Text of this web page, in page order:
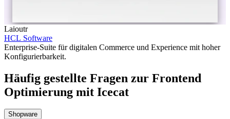
Laioutr
HCL Software
Enterprise-Suite für digitalen Commerce und Experience mit hoher
Konfigurierbarkeit.
Häufig gestellte Fragen zur Frontend
Optimierung mit Icecat
Shopware